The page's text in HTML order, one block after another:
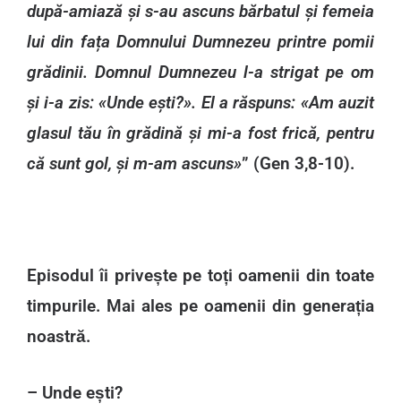
după-amiază și s-au ascuns bărbatul și femeia
lui din fața Domnului Dumnezeu printre pomii
grădinii. Domnul Dumnezeu l-a strigat pe om
și i-a zis: «Unde ești?». El a răspuns: «Am auzit
glasul tău în grădină și mi-a fost frică, pentru
că sunt gol, și m-am ascuns»” (Gen 3,8-10).
Episodul îi privește pe toți oamenii din toate
timpurile. Mai ales pe oamenii din generația
noastră.
– Unde ești?